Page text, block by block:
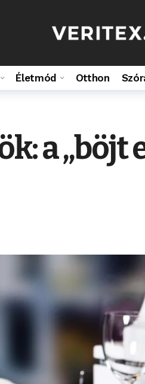
Életmód Otthon
a „böjt